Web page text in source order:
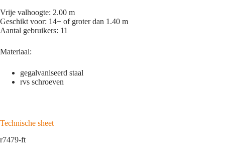
Vrije valhoogte: 2.00 m
Geschikt voor: 14+ of groter dan 1.40 m
Aantal gebruikers: 11
Materiaal:
gegalvaniseerd staal
rvs schroeven
Technische sheet
r7479-ft